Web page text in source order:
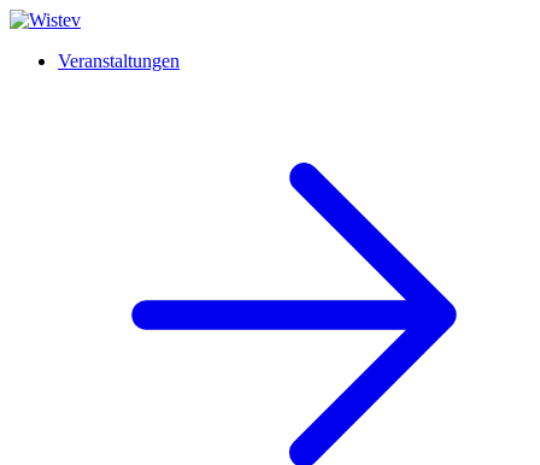
Veranstaltungen